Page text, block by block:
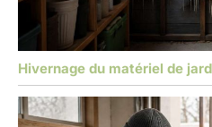
Hivernage du matériel de